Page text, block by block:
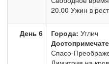
20.00 Ужин в
День 6 Города: Углич
Спасо-